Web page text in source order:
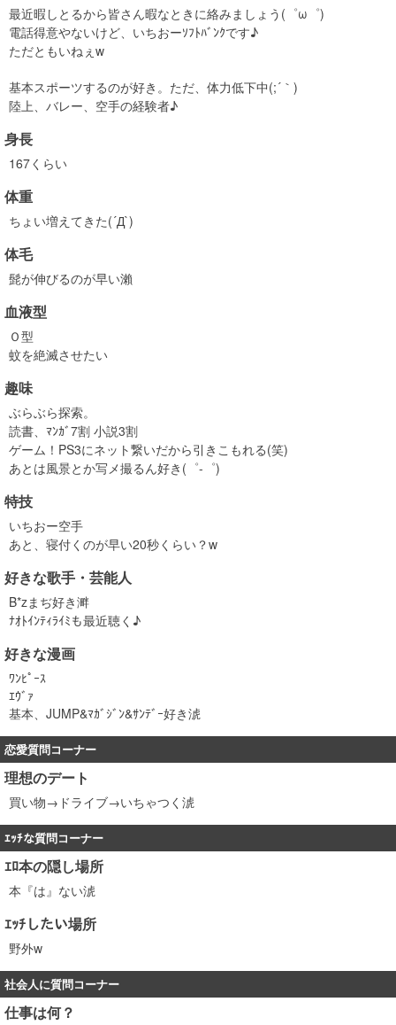
最近暇しとるから皆さん暇なときに絡みましょう(゜ω゜)
電話得意やないけど、いちおーｿﾌﾄﾊﾞﾝｸです♪
ただともいねぇw
基本スポーツするのが好き。ただ、体力低下中(;´｀)
陸上、バレー、空手の経験者♪
身長
167くらい
体重
ちょい増えてきた(´Д`)
体毛
髭が伸びるのが早い瀨
血液型
Ｏ型
蚊を絶滅させたい
趣味
ぶらぶら探索。
読書、ﾏﾝｶﾞ7割 小説3割
ゲーム！PS3にネット繋いだから引きこもれる(笑)
あとは風景とか写メ撮るん好き(゜-゜)
特技
いちおー空手
あと、寝付くのが早い20秒くらい？w
好きな歌手・芸能人
B*zまぢ好き溿
ﾅｵﾄｲﾝﾃｨﾗｲﾐも最近聴く♪
好きな漫画
ﾜﾝﾋﾟｰｽ
ｴｳﾞｧ
基本、JUMP&ﾏｶﾞｼﾞﾝ&ｻﾝﾃﾞｰ好き淲
恋愛質問コーナー
理想のデート
買い物→ドライブ→いちゃつく淲
ｴｯﾁな質問コーナー
ｴﾛ本の隠し場所
本『は』ない淲
ｴｯﾁしたい場所
野外w
社会人に質問コーナー
仕事は何？